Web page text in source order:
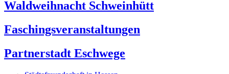
Waldweihnacht Schweinhütt
Faschingsveranstaltungen
Partnerstadt Eschwege